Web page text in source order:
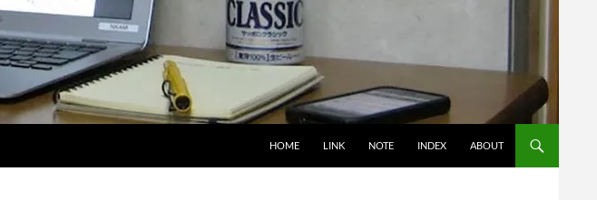
HOME
LINK NOTE INDEX ABOUT